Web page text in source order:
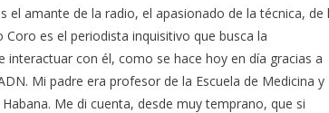
el amante de la radio, el apasionado de la técnica, de
es el periodista inquisitivo que busca la
con él, como se hace hoy en día gracias a
Mi padre era profesor de la Escuela de Medicina y
Me di cuenta, desde muy temprano, que si